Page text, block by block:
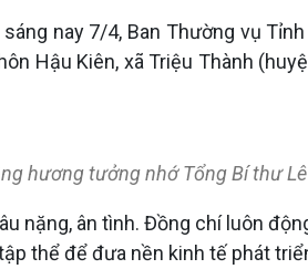
nay 7/4, Ban Thường vụ
Hậu Kiên, xã Triệu Thành
hương tưởng nhớ Tổng Bí thư
nặng, ân tình. Đồng chí luôn
thể để đưa nền kinh tế phát